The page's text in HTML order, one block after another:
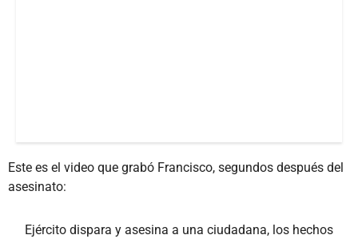
Este es el video que grabó Francisco, segundos después del
asesinato:
Ejército dispara y asesina a una ciudadana, los hechos